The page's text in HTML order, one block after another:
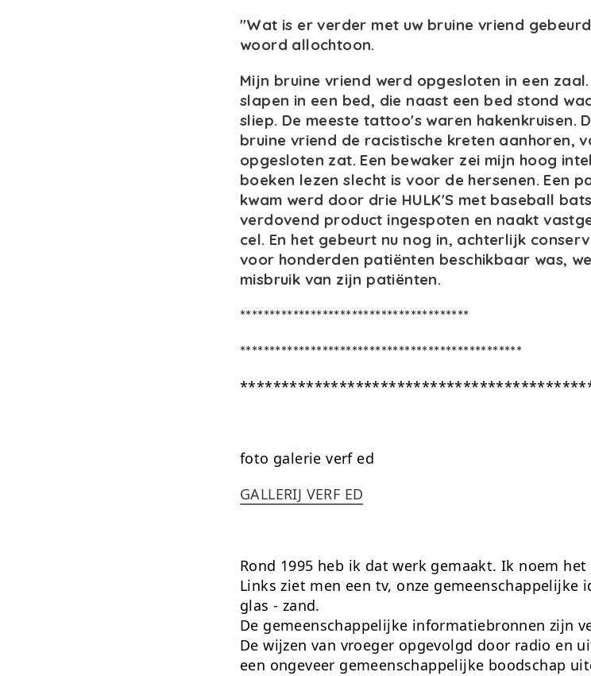
"Wat is er verder met uw bruine vriend
woord allochtoon.
Mijn bruine vriend werd opgesloten in een
slapen in een bed, die naast een bed stond
sliep. De meeste tattoo's waren hakenkruisen.
bruine vriend de racistische kreten aanhoren,
opgesloten zat. Een bewaker zei mijn hoog
boeken lezen slecht is voor de hersenen. Een
kwam werd door drie HULK'S met baseball
verdovend product ingespoten en naakt
cel. En het gebeurt nu nog in, achterlijk
voor honderden patiënten beschikbaar was,
misbruik van zijn patiënten.
***************************************
************************************************
foto galerie verf ed
GALLERIJ VERF ED
Rond 1995 heb ik dat werk gemaakt. Ik noem
Links ziet men een tv, onze
glas - zand.
De gemeenschappelijke informatiebronnen zijn
De wijzen van vroeger opgevolgd door radio en
een ongeveer gemeenschappelijke boodschap